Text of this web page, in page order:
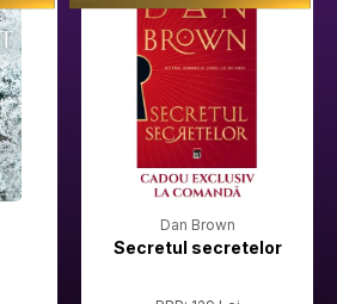
Dan Brown
Secretul secretelor